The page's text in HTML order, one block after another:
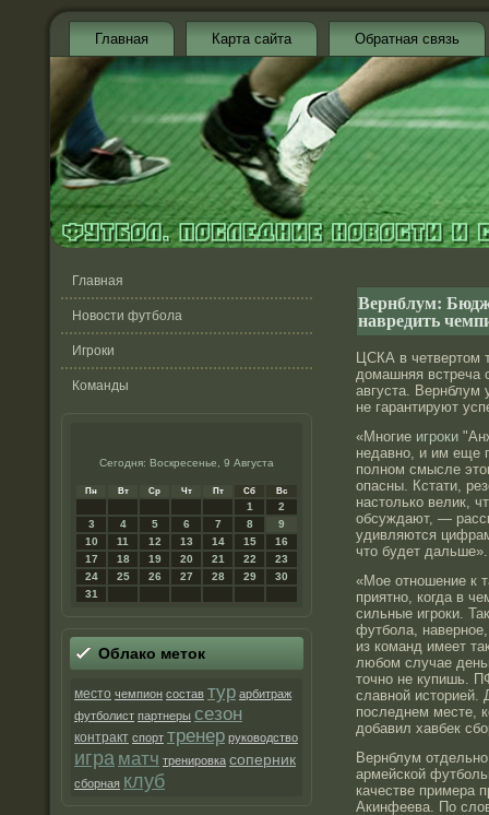
Главная Карта сайта Обратная связь
Главная
Новости футбола
Игроки
Команды
Сегодня: Воскресенье, 9 Августа
Пн Вт Ср Чт Пт Сб Вс
1
2
3
4 5 6 7 8
9
10
11 12 13 14 15
16
17
18 19 20 21 22
23
24
25 26 27 28 29
30
31
Облако метοк
место чемпион состав тур арбитраж
футболист партнеры сезон
контракт спорт тренер руководство
игра матч тренировка соперник
сборная клуб
Вернблум:
навредить
ЦСКА в четвертом
домашняя встреча
августа. Вернблум
не гарантируют
«Многие игроки
недавно, и им еще
полном смысле
опасны. Кстати,
настолько велик,
обсуждают, —
удивляются
что будет дальше».
«Мое отношение к
приятно, когда в
сильные игроки.
футбола,
из команд имеет
любом случае
точно не
славной историей.
последнем месте,
добавил хавбек
Вернблум
армейской
качестве примера
Акинфеева. По